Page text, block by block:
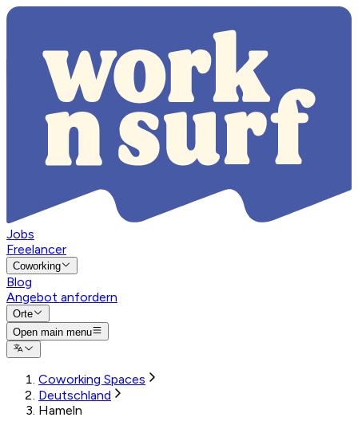
Jobs
Freelancer
Coworking
Blog
Angebot anfordern
Orte
Open main menu
Coworking Spaces
Deutschland
Hameln